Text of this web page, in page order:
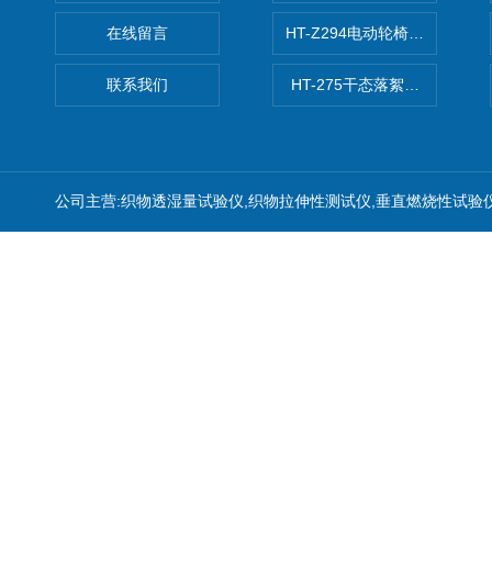
在线留言
联系我们
HT-Z294电动轮椅车耗电量测
HT-275干态落絮测试仪
公司主营:织物透湿量试验仪,织物拉伸性测试仪,垂直燃烧性试验